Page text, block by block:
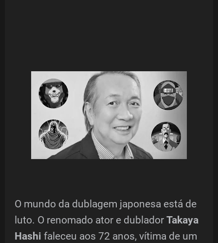
O mundo da dublagem japonesa está de
luto. O renomado ator e dublador Takaya
Hashi faleceu aos 72 anos, vítima de um